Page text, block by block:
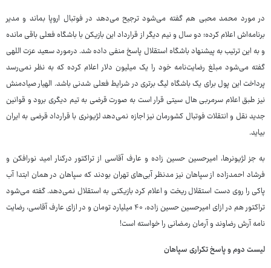
در مورد محمد محبی هم گفته می‌شود ترجیح می‌دهد در فوتبال اروپا بماند و مدیر
برنامه‌اش اعلام کرده؛ دو سال و نیم دیگر از قرارداد این بازیکن با باشگاه فعلی باقی مانده
و به این ترتیب به پیشنهاد باشگاه استقلال پاسخ منفی داده شد. درمورد سعید عزت اللهی
گفته می‌شود مبلغ رضایت‌نامه خود را یک میلیون دلار اعلام کرده که به نظر نمی‌رسد
پرداخت این پول برای یک باشگاه لیگ برتری در شرایط فعلی شدنی باشد. الهیار صیادمنش
نیز طبق اعلام سرمربی هال سیتی قرار است به صورت قرضی به تیم دیگری برود و قوانین
جدید نقل و انتقلات فوتبال کشورمان نیز اجازه نمی‌دهد لژیونری با قرارداد قرضی به ایران
بیاید.
به جز لژیونرها، امیرحسین حسین زاده و عارف آقاسی از تراکتور درکنار امید نورافکن و
فرشاد احمدزاده از سپاهان نیز مدنظر آبی‌های تهران بودند که سپاهان در همان ابتدا آب
پاکی را روی دست استقلال ریخت و اعلام کرد بازیکنی به استقلال نمی‌دهد. گفته می‌شود
تراکتور هم در ازای امیرحسین حسین زاده، ۴۰ میلیارد تومان و در ازای عارف آقاسی، رضایت
نامه آرش رضاوند و آرمان رمضانی را خواسته است!
لیست دوم و پاسخ تکراری سپاهان